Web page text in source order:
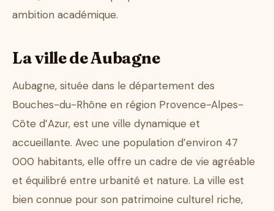
ambition académique.
La ville de Aubagne
Aubagne, située dans le département des
Bouches-du-Rhône en région Provence-Alpes-
Côte d’Azur, est une ville dynamique et
accueillante. Avec une population d’environ 47
000 habitants, elle offre un cadre de vie agréable
et équilibré entre urbanité et nature. La ville est
bien connue pour son patrimoine culturel riche,